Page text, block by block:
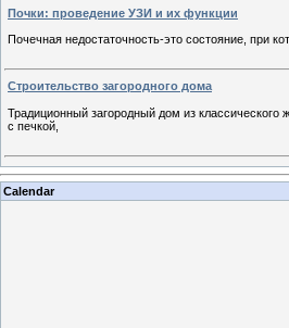
Почки: проведение УЗИ и их функции
Почечная недостаточность-это состояние, при
Строительство загородного дома
Традиционный загородный дом из
с печкой,
Calendar